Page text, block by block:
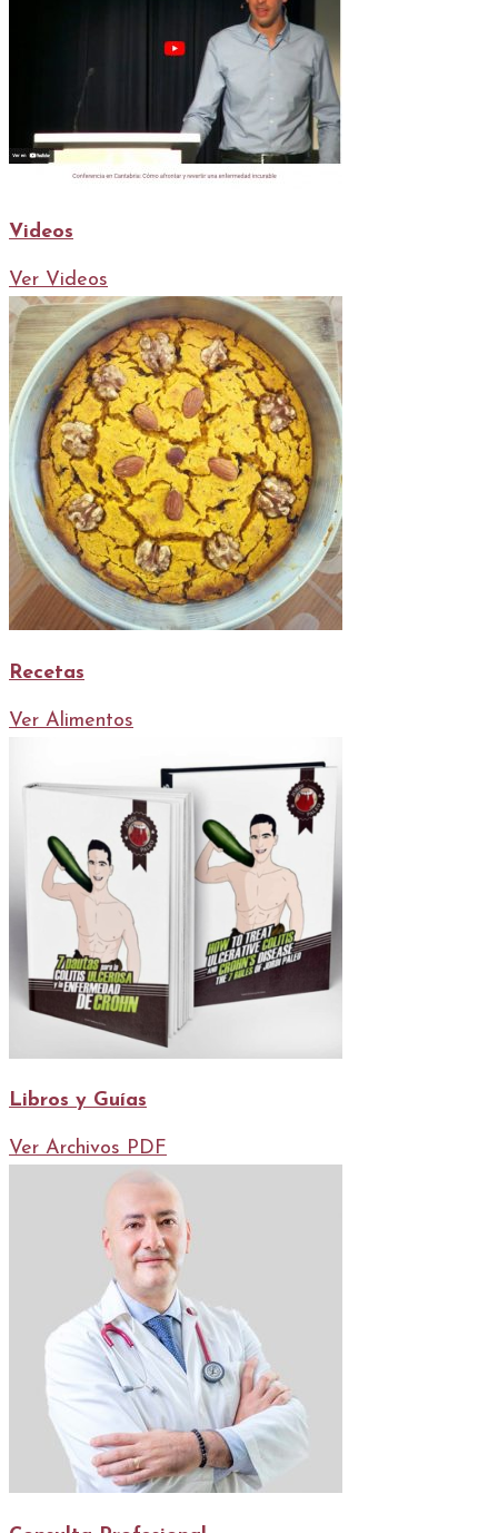
Videos
Ver Videos
Recetas
Ver Alimentos
Libros y Guías
Ver Archivos PDF